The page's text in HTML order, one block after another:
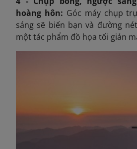
hoàng hôn: Góc máy chụp
sáng sẽ biến bạn và đường
một tác phẩm đồ họa tối giản